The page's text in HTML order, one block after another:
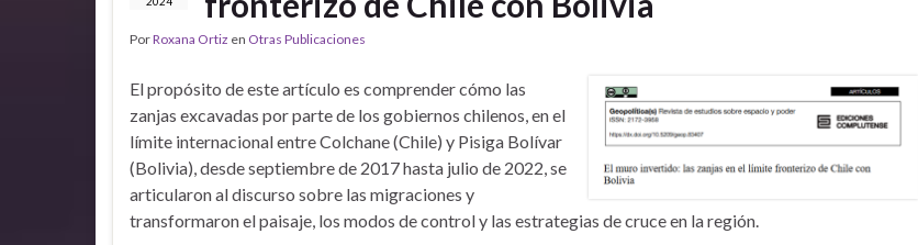
PorRoxana Ortiz en Otras Publicaciones
El propósito de este artículo es comprender cómo las
zanjas excavadas por parte de los gobiernos chilenos, en el
límite internacional entre Colchane (Chile) y Pisiga Bolívar
(Bolivia), desde septiembre de 2017 hasta julio de 2022, se
articularon al discurso sobre las migraciones y
transformaron el paisaje, los modos de control y las estrategias de cruce en la región.